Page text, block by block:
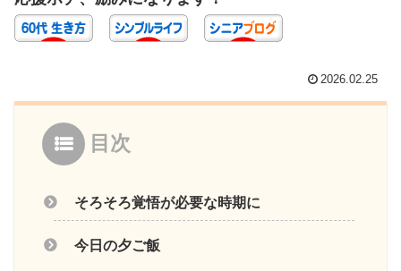
2026.02.25
目次
そろそろ覚悟が必要な時期に
今日の夕ご飯